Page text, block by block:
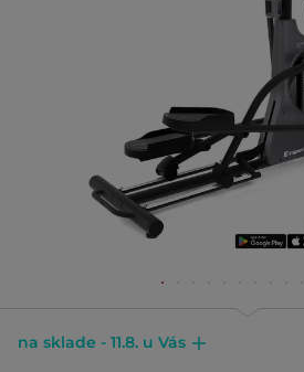
na sklade - 11.8. u Vás